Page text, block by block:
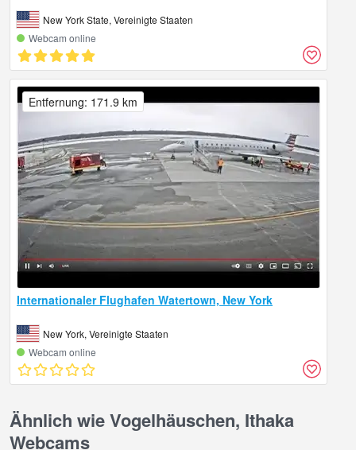
New York State, Vereinigte Staaten
Webcam online
Internationaler Flughafen Watertown, New York
New York, Vereinigte Staaten
Webcam online
Entfernung: 171.9 km
Ähnlich wie Vogelhäuschen, Ithaka
Webcams